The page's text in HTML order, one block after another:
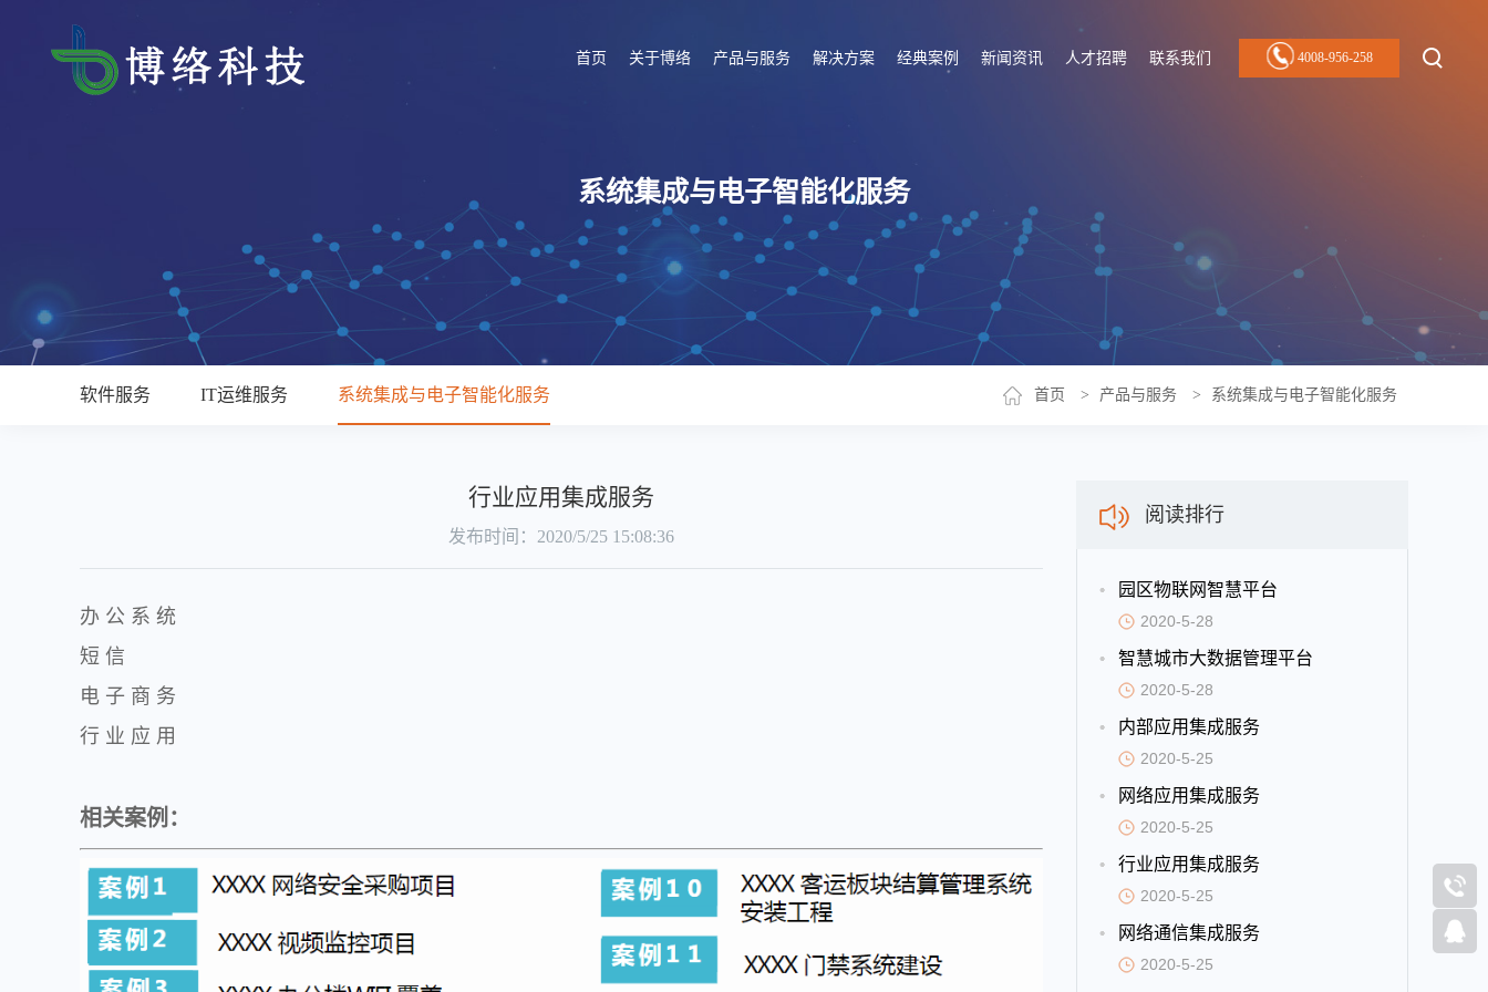
首页 关于博络 产品与服务 解决方案 经典案例 新闻资讯 人才招聘 联系我们 4008-956-258
系统集成与电子智能化服务
首页 > 产品与服务 > 系统集成与电子智能化服务
软件服务 IT运维服务 系统集成与电子智能化服务
行业应用集成服务
发布时间：2020/5/25 15:08:36
办 公 系 统
短 信
电 子 商 务
行 业 应 用
相关案例：
阅读排行
园区物联网智慧平台
2020-5-28
智慧城市大数据管理平台
2020-5-28
内部应用集成服务
2020-5-25
网络应用集成服务
2020-5-25
行业应用集成服务
2020-5-25
网络通信集成服务
2020-5-25